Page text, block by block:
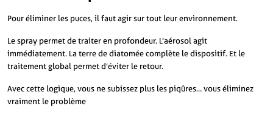
Pour éliminer les puces, il faut agir sur tout leur environnement.
Le spray permet de traiter en profondeur. L’aérosol agit
immédiatement. La terre de diatomée complète le dispositif. Et le
traitement global permet d’éviter le retour.
Avec cette logique, vous ne subissez plus les piqûres… vous éliminez
vraiment le problème